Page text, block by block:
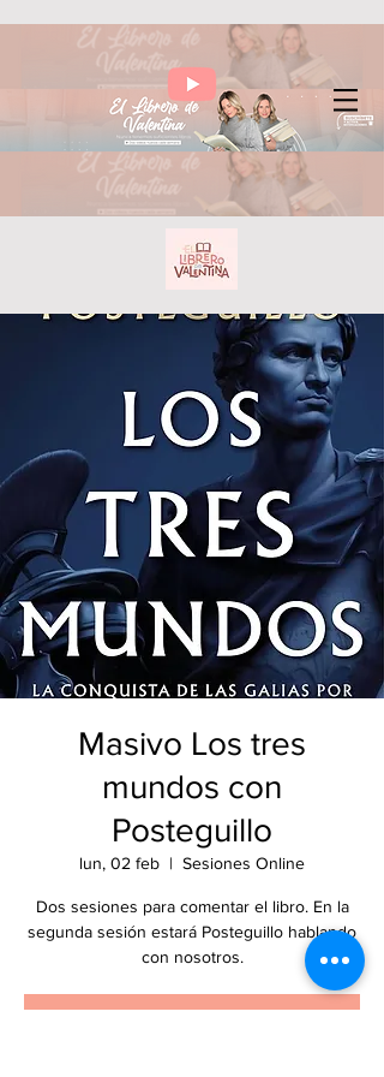
Masivo Los tres
mundos con
Posteguillo
lun, 02 feb
  |
Sesiones Online
Dos sesiones para comentar el libro. En la
segunda sesión estará Posteguillo hablando
con nosotros.